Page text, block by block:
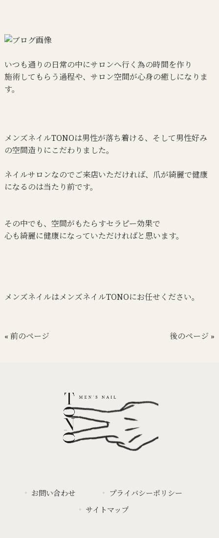
いつも通りの日常の中にサロンへ行く為の時間を作り
施術してもらう過程や、サロン空間が心身の癒しになりま
す。
メンズネイルTONOは男性が落ち着ける、そして男性好み
の空間造りにこだわりました。
ネイルサロンなのでご来店いただければ、 爪が綺麗で健康
になるのは当たり前です。
その中でも、空間がもたらすセラピー効果で
心も綺麗に健康になっていただければと思います。
メンズネイルはメンズネイルTONOにお任せください。
« 前のページ 後のページ »
お問い合わせ
プライバシーポリシー
サイトマップ